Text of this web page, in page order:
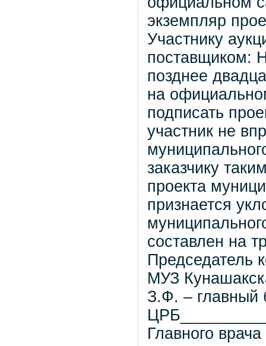
экземпляр
Участнику
поставщиком:
позднее
на
подписать
участник не
заказчику
проекта
признается
составлен на
Председатель
МУЗ
З.Ф. – главный
Главного